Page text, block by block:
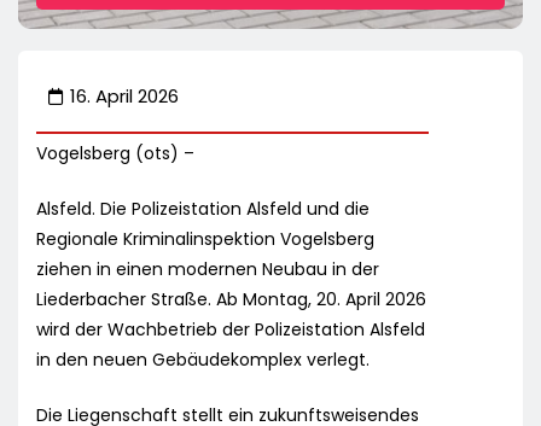
16. April 2026
Vogelsberg (ots) –
Alsfeld. Die Polizeistation Alsfeld und die
Regionale Kriminalinspektion Vogelsberg
ziehen in einen modernen Neubau in der
Liederbacher Straße. Ab Montag, 20. April 2026
wird der Wachbetrieb der Polizeistation Alsfeld
in den neuen Gebäudekomplex verlegt.
Die Liegenschaft stellt ein zukunftsweisendes